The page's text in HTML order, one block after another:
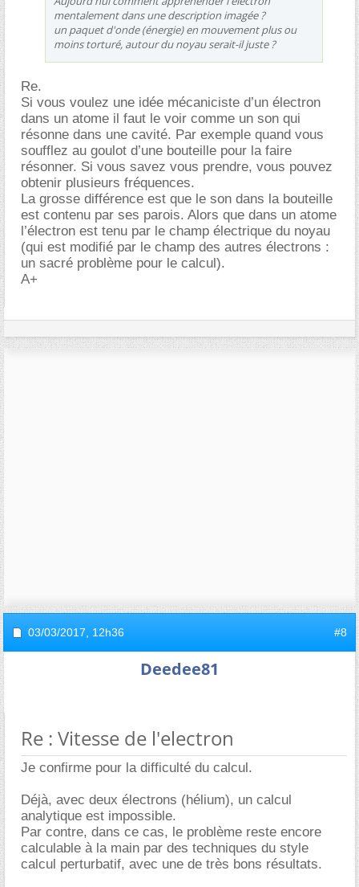
mentalement dans une description imagée ?
un paquet d'onde (énergie) en mouvement plus ou
moins torturé, autour du noyau serait-il juste ?
Re.
Si vous voulez une idée mécaniciste d’un électron
dans un atome il faut le voir comme un son qui
résonne dans une cavité. Par exemple quand vous
soufflez au goulot d’une bouteille pour la faire
résonner. Si vous savez vous prendre, vous pouvez
obtenir plusieurs fréquences.
La grosse différence est que le son dans la bouteille
est contenu par ses parois. Alors que dans un atome
l’électron est tenu par le champ électrique du noyau
(qui est modifié par le champ des autres électrons :
un sacré problème pour le calcul).
A+
03/03/2017, 12h36 #8
Deedee81
Re : Vitesse de l'electron
Je confirme pour la difficulté du calcul.
Déjà, avec deux électrons (hélium), un calcul
analytique est impossible.
Par contre, dans ce cas, le problème reste encore
calculable à la main par des techniques du style
calcul perturbatif, avec une de très bons résultats.